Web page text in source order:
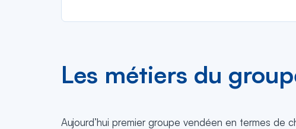
Les métiers du
Aujourd’hui premier groupe vendéen en termes de